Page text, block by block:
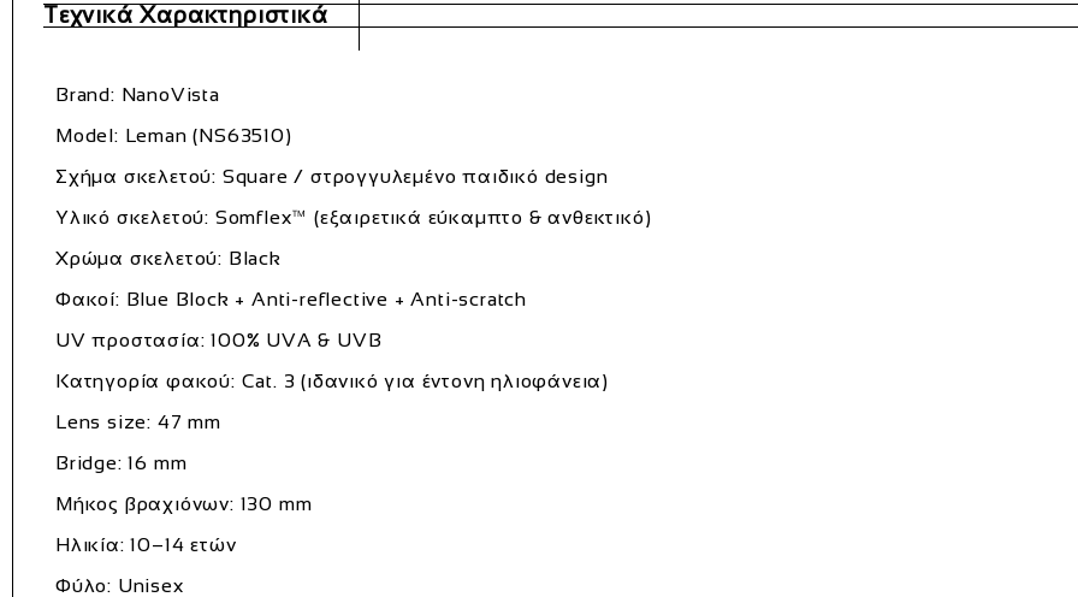
Τεχνικά Χαρακτηριστικά
Brand: NanoVista
Model: Leman (NS63510)
Σχήμα σκελετού: Square / στρογγυλεμένο παιδικό design
Υλικό σκελετού: Somflex™ (εξαιρετικά εύκαμπτο & ανθεκτικό)
Χρώμα σκελετού: Black
Φακοί: Blue Block + Anti-reflective + Anti-scratch
UV προστασία: 100% UVA & UVB
Κατηγορία φακού: Cat. 3 (ιδανικό για έντονη ηλιοφάνεια)
Lens size: 47 mm
Bridge: 16 mm
Μήκος βραχιόνων: 130 mm
Ηλικία: 10–14 ετών
Φύλο: Unisex